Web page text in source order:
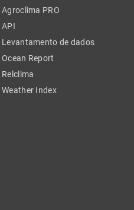
Agroclima PRO
API
Levantamento de dados
Ocean Report
Relclima
Weather Index